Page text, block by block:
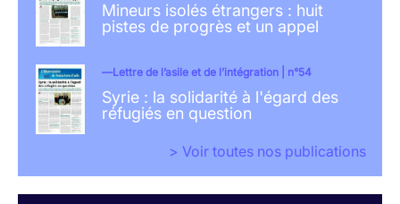
Mineurs isolés étrangers : huit
pistes de progrès et un appel
Lettre de l’asile et de l’intégration | n°54
Syrie : la solidarité à l'égard des
réfugiés en question
> Voir toutes nos publications